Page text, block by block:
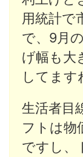
用統計で
で、9月
げ幅も大
してます
生活者目
フトは物
ですし、